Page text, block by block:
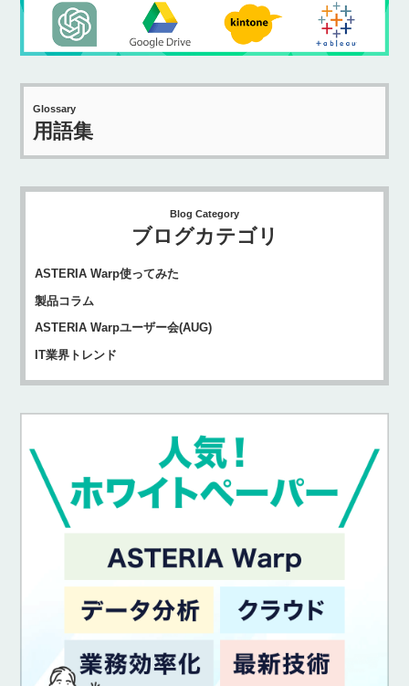
Glossary
用語集
Blog Category
ブログカテゴリ
ASTERIA Warp使ってみた
製品コラム
ASTERIA Warpユーザー会(AUG)
IT業界トレンド